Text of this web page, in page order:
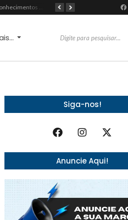
Reconhecimentos consolidam legado do Grupo Raymundo da Fonte ao completar 80 anos
Siga-nos!
Anuncie Aqui!